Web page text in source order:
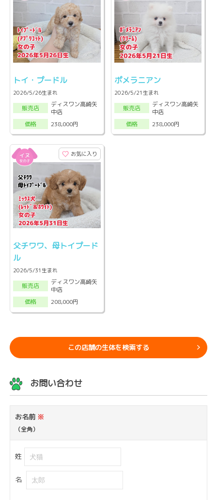
トイ・プードル
2026/5/26生まれ
販売店
ディスワン高崎矢
中店
価格
238,000円
ポメラニアン
2026/5/21生まれ
販売店
ディスワン高崎矢
中店
価格
238,000円
お気に入り
父チワワ、母トイプード
ル
2026/5/31生まれ
販売店
ディスワン高崎矢
中店
価格
208,000円
この店舗の生体を検索する
お問い合わせ
お名前 ※
（全角）
姓
名